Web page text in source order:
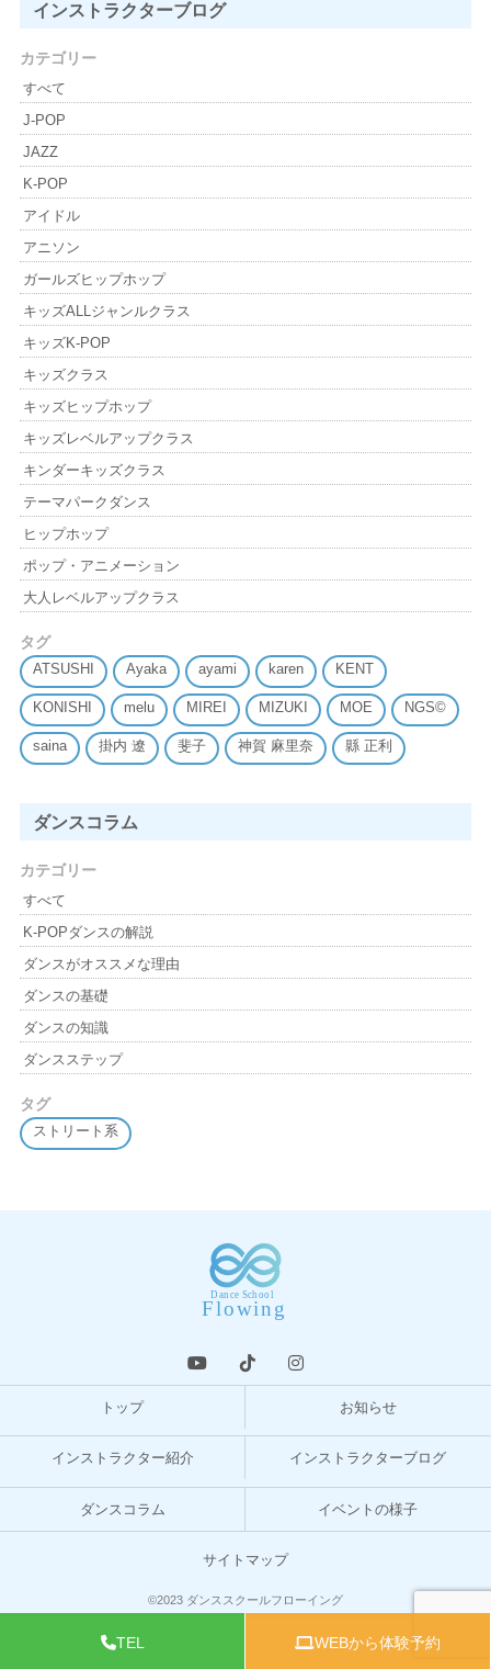
TEL WEBから体験予約
インストラクターブログ
カテゴリー
すべて
J-POP
JAZZ
K-POP
アイドル
アニソン
ガールズヒップホップ
キッズALLジャンルクラス
キッズK-POP
キッズクラス
キッズヒップホップ
キッズレベルアップクラス
キンダーキッズクラス
テーマパークダンス
ヒップホップ
ポップ・アニメーション
大人レベルアップクラス
タグ
ATSUSHI Ayaka ayami karen KENT
KONISHI melu MIREI MIZUKI MOE NGS©
saina 掛内 遼 斐子 神賀 麻里奈 縣 正利
ダンスコラム
カテゴリー
すべて
K-POPダンスの解説
ダンスがオススメな理由
ダンスの基礎
ダンスの知識
ダンスステップ
タグ
ストリート系
トップ お知らせ
インストラクター紹介 インストラクターブログ
ダンスコラム イベントの様子
サイトマップ
©2023 ダンススクールフローイング